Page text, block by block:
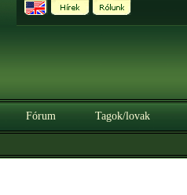
Fórum Tagok/lovak